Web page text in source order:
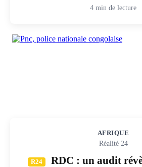
4 min de lecture
AFRIQUE
Réalité 24
R24
RDC : un audit